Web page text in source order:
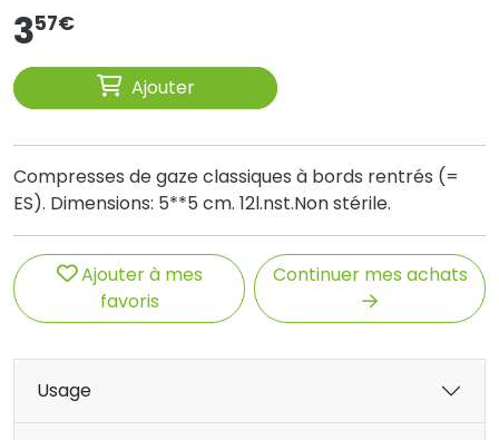
357€
Ajouter
Compresses de gaze classiques à bords rentrés (=
ES). Dimensions: 5**5 cm. 12l.nst.Non stérile.
Ajouter à mes
favoris
Continuer mes achats
Usage